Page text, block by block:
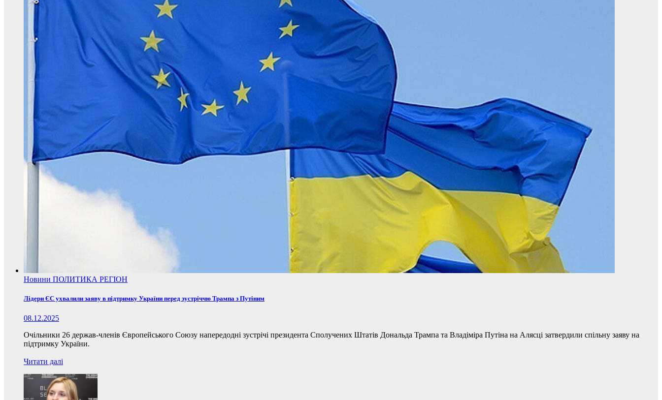
Новини ПОЛИТИКА РЕГІОН
Лідери ЄС ухвалили заяву в підтримку України перед зустріччю Трампа з Путіним
08.12.2025
Очільники 26 держав-членів Європейського Союзу напередодні зустрічі президента Сполучених Штатів Дональда Трампа та Владіміра Путіна на Алясці затвердили спільну заяву на
підтримку України.
Читати далі